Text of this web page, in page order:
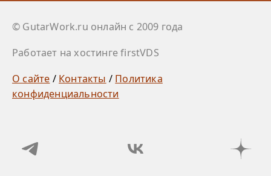
© GutarWork.ru онлайн c 2009 года
Работает на хостинге firstVDS
О сайте / Контакты / Политика
конфиденциальности